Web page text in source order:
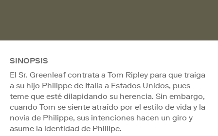
SINOPSIS
El Sr. Greenleaf contrata a Tom Ripley para que traiga
a su hijo Philippe de Italia a Estados Unidos, pues
teme que esté dilapidando su herencia. Sin embargo,
cuando Tom se siente atraído por el estilo de vida y la
novia de Philippe, sus intenciones hacen un giro y
asume la identidad de Phillipe.